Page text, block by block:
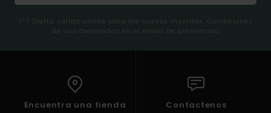
(*) Oferta valida online para los nuevos inscritos. Condiciones
de uso detalladas en el email de bienvenida
Encuentra una tienda Contactenos